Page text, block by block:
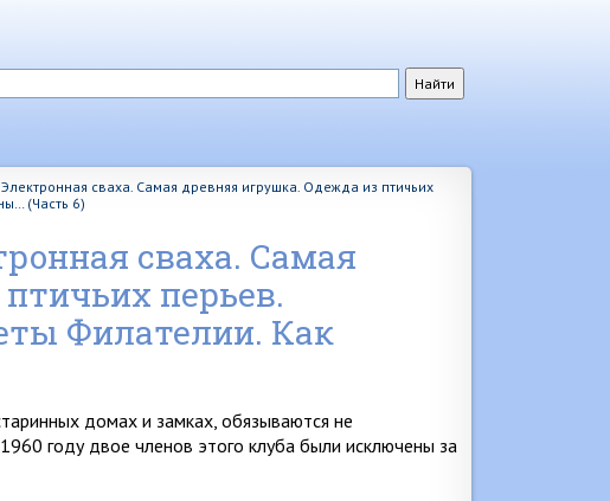
сваха. Самая древняя игрушка. Одежда из птичьих
(Часть 6)
сваха. Самая
перьев.
Филателии. Как
домах и замках, обязываются не
году двое членов этого клуба были исключе­ны за